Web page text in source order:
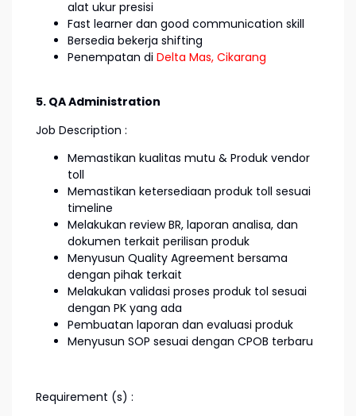
alat ukur presisi
Fast learner dan good communication skill
Bersedia bekerja shifting
Penempatan di Delta Mas, Cikarang
5. QA Administration
Job Description :
Memastikan kualitas mutu & Produk vendor
toll
Memastikan ketersediaan produk toll sesuai
timeline
Melakukan review BR, laporan analisa, dan
dokumen terkait perilisan produk
Menyusun Quality Agreement bersama
dengan pihak terkait
Melakukan validasi proses produk tol sesuai
dengan PK yang ada
Pembuatan laporan dan evaluasi produk
Menyusun SOP sesuai dengan CPOB terbaru
Requirement (s) :